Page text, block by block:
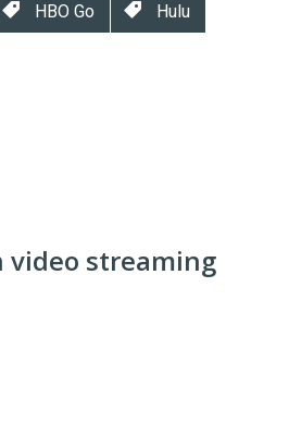
HBO Go Hulu
video streaming